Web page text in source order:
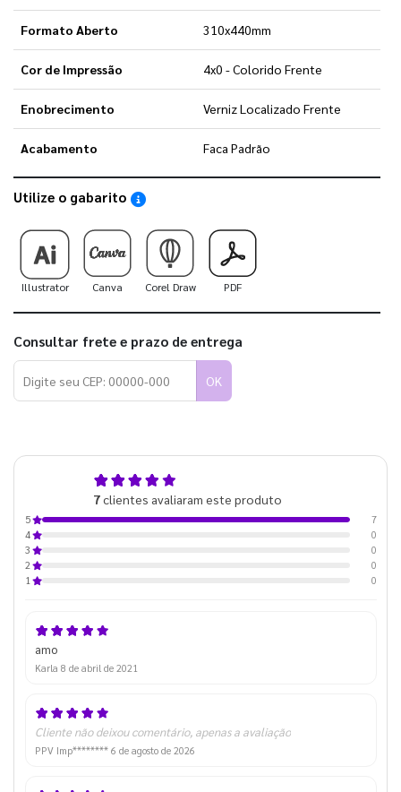
Formato Aberto 310x440mm
Cor de Impressão 4x0 - Colorido Frente
Enobrecimento Verniz Localizado Frente
Acabamento Faca Padrão
Utilize o gabarito Saiba como utilizar os nossos gabaritos
Illustrator Canva Corel Draw PDF
Consultar frete e prazo de entrega
OK
7clientes avaliaram este produto
5
7
4
0
3
0
2
0
1
0
amo
Karla 8 de abril de 2021
Cliente não deixou comentário, apenas a avaliação
PPV Imp******** 6 de agosto de 2026